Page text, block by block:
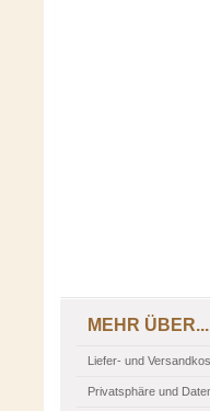
MEHR ÜBER...
Liefer- und
Privatsphäre und